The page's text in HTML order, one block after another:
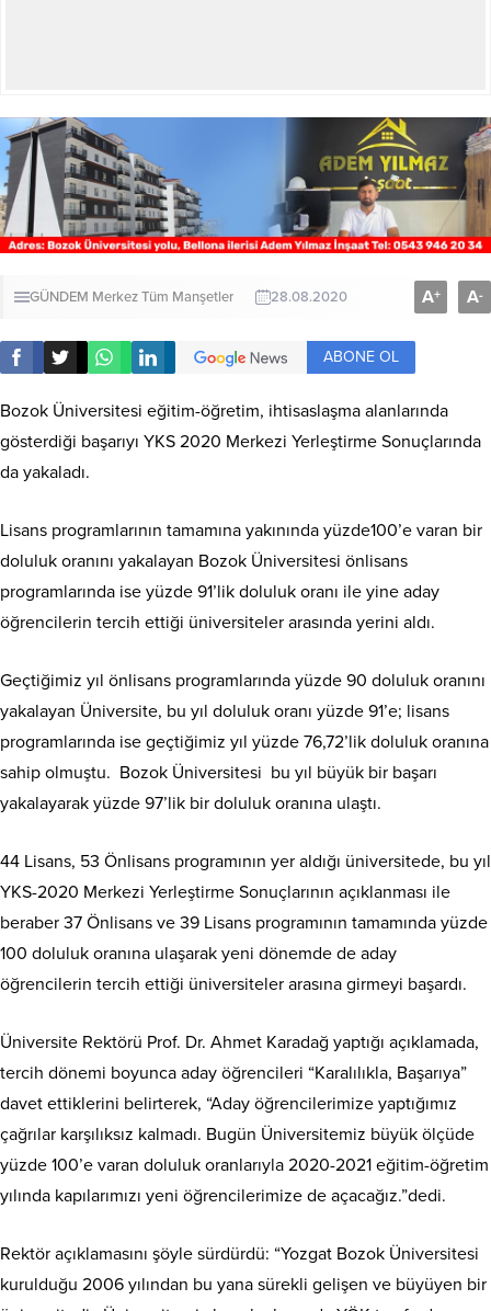
GÜNDEM MerkezTüm Manşetler 28.08.2020 A+ A-
ABONE OL
Bozok Üniversitesi eğitim-öğretim, ihtisaslaşma alanlarında
gösterdiği başarıyı YKS 2020 Merkezi Yerleştirme Sonuçlarında
da yakaladı.
Lisans programlarının tamamına yakınında yüzde100’e varan bir
doluluk oranını yakalayan Bozok Üniversitesi önlisans
programlarında ise yüzde 91’lik doluluk oranı ile yine aday
öğrencilerin tercih ettiği üniversiteler arasında yerini aldı.
Geçtiğimiz yıl önlisans programlarında yüzde 90 doluluk oranını
yakalayan Üniversite, bu yıl doluluk oranı yüzde 91’e; lisans
programlarında ise geçtiğimiz yıl yüzde 76,72’lik doluluk oranına
sahip olmuştu. Bozok Üniversitesi bu yıl büyük bir başarı
yakalayarak yüzde 97’lik bir doluluk oranına ulaştı.
44 Lisans, 53 Önlisans programının yer aldığı üniversitede, bu yıl
YKS-2020 Merkezi Yerleştirme Sonuçlarının açıklanması ile
beraber 37 Önlisans ve 39 Lisans programının tamamında yüzde
100 doluluk oranına ulaşarak yeni dönemde de aday
öğrencilerin tercih ettiği üniversiteler arasına girmeyi başardı.
Üniversite Rektörü Prof. Dr. Ahmet Karadağ yaptığı açıklamada,
tercih dönemi boyunca aday öğrencileri “Karalılıkla, Başarıya”
davet ettiklerini belirterek, “Aday öğrencilerimize yaptığımız
çağrılar karşılıksız kalmadı. Bugün Üniversitemiz büyük ölçüde
yüzde 100’e varan doluluk oranlarıyla 2020-2021 eğitim-öğretim
yılında kapılarımızı yeni öğrencilerimize de açacağız.”dedi.
Rektör açıklamasını şöyle sürdürdü: “Yozgat Bozok Üniversitesi
kurulduğu 2006 yılından bu yana sürekli gelişen ve büyüyen bir